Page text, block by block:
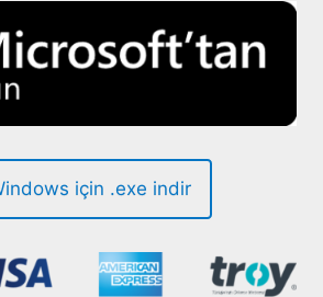
için .exe indir